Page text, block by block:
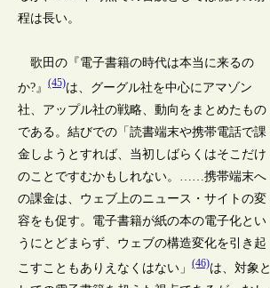
程は長い。
歌田の『電子書籍の時代は本当に来るの
か?』(45)は、グーグル社を中心にアマゾン
社、アップル社の戦略、動向をまとめたもの
である。結びでの「読書端末や携帯電話で課
金しようとすれば、当初しばらくはそこだけ
のことですむかもしれない。……携帯端末へ
の課金は、ウェブ上のニュース・サイトの変
容をも促す。電子書籍が紙の本の電子化とい
うにとどまらず、ウェブの構造変化を引き起
こすこともありえなくはない」(46)は、対象と